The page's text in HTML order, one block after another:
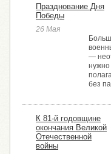
Празднование Дня
Победы
26 Мая
—
без
К 81-й годовщине
окончания Великой
Отечественной
войны